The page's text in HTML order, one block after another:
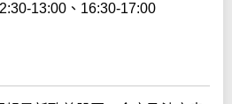
13:00、16:30-17:00